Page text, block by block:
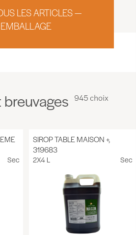
LES ARTICLES —
EMBALLAGE
945 choix
Sec
SIROP TABLE MAISON +,
319683
2X4 L Sec